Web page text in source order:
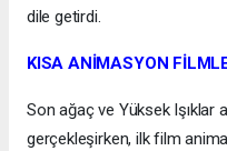
dile getirdi.
KISA ANİMASYON
Son ağaç ve Yüksek Işıklar
gerçekleşirken, ilk film